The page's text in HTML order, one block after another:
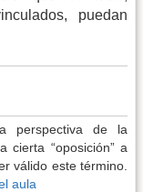
puedan
perspectiva de la
cierta “oposición” a
válido este término.
aula